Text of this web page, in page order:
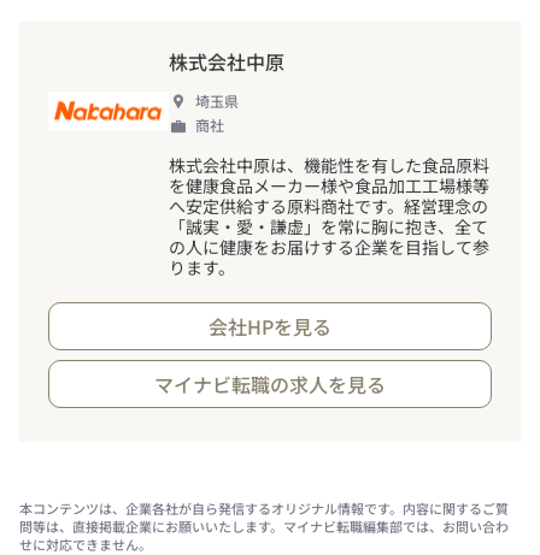
株式会社中原
埼玉県
商社
株式会社中原は、機能性を有した食品原料
を健康食品メーカー様や食品加工工場様等
へ安定供給する原料商社です。経営理念の
「誠実・愛・謙虚」を常に胸に抱き、全て
の人に健康をお届けする企業を目指して参
ります。
会社HPを見る
マイナビ転職の求人を見る
本コンテンツは、企業各社が自ら発信するオリジナル情報です。内容に関するご質
問等は、直接掲載企業にお願いいたします。マイナビ転職編集部では、お問い合わ
せに対応できません。